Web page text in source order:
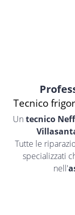
Tecnico
Un tecnico Neff
Tutte le
specializzati
nell'